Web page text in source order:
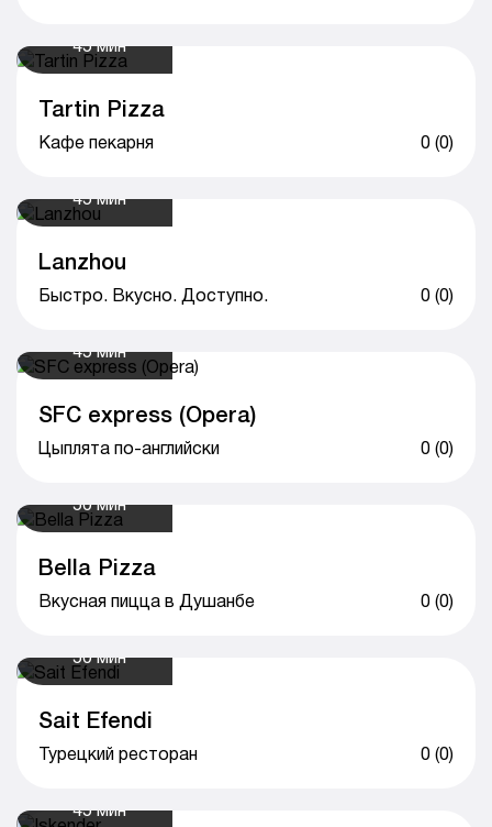
45 мин
Tartin Pizza
Кафе пекарня 0 (0)
45 мин
Lanzhou
Быстро. Вкусно. Доступно. 0 (0)
45 мин
SFC express (Opera)
Цыплята по-английски 0 (0)
50 мин
Bella Pizza
Вкусная пицца в Душанбе 0 (0)
50 мин
Sait Efendi
Турецкий ресторан 0 (0)
45 мин